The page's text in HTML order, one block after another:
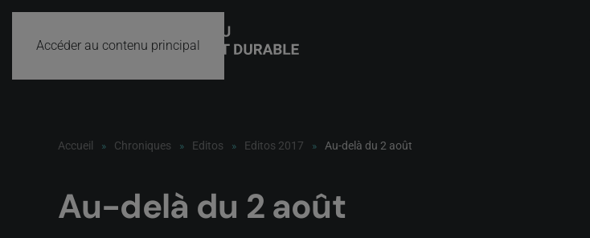
Accéder au contenu principal
Accueil Chroniques Editos Editos 2017 Au-delà du 2 août
Au-delà du 2 août